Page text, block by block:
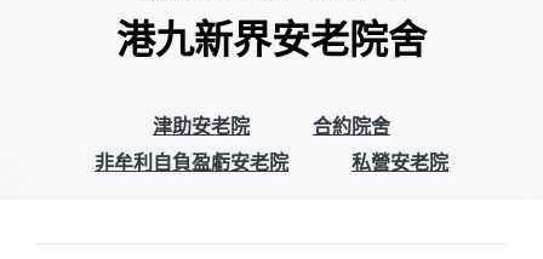
港九新界安老院舍
津助安老院
合約院舍
非牟利自負盈虧安老院
私營安老院